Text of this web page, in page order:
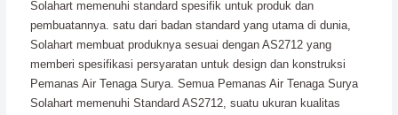
Solahart memenuhi standard spesifik untuk produk dan
pembuatannya. satu dari badan standard yang utama di dunia,
Solahart membuat produknya sesuai dengan AS2712 yang
memberi spesifikasi persyaratan untuk design dan konstruksi
Pemanas Air Tenaga Surya. Semua Pemanas Air Tenaga Surya
Solahart memenuhi Standard AS2712, suatu ukuran kualitas